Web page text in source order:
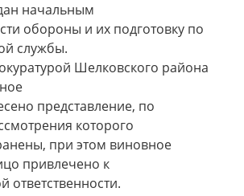
начальным
обороны и их подготовку по
службы.
Шелковского района
представление, по
которого
при этом виновное
привлечено к
ответственности.